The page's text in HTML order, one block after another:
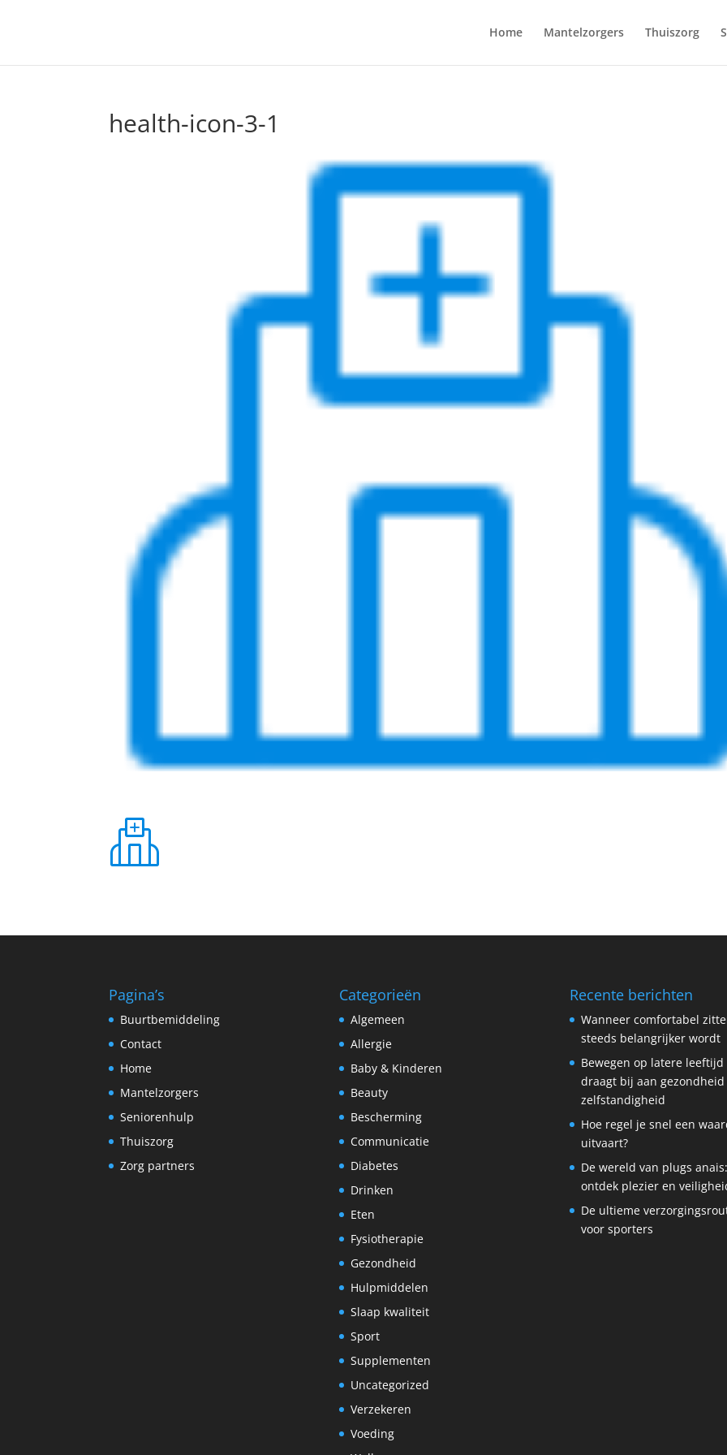
Home Mantelzorgers Thuiszorg
health-icon-3-1
Pagina’s
Buurtbemiddeling
Contact
Home
Mantelzorgers
Seniorenhulp
Thuiszorg
Zorg partners
Categorieën
Algemeen
Allergie
Baby & Kinderen
Beauty
Bescherming
Communicatie
Diabetes
Drinken
Eten
Fysiotherapie
Gezondheid
Hulpmiddelen
Slaap kwaliteit
Sport
Supplementen
Uncategorized
Verzekeren
Voeding
Recente berichten
Wanneer comfortabel
steeds belangrijker wordt
Bewegen op latere leeftijd
draagt bij aan gezondheid
zelfstandigheid
Hoe regel je snel een
uitvaart?
De wereld van plugs anais:
ontdek plezier en
De ultieme
voor sporters